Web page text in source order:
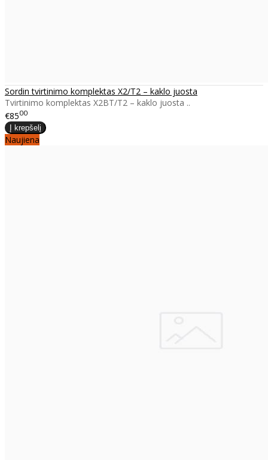
Sordin tvirtinimo komplektas X2/T2 – kaklo juosta
Tvirtinimo komplektas X2BT/T2 – kaklo juosta ..
€8500
Naujiena